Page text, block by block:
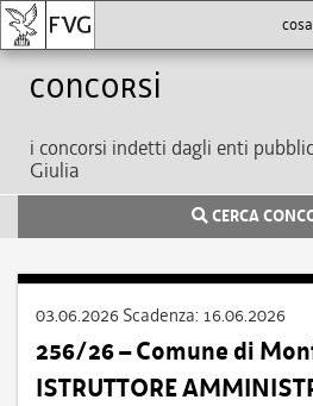
Concorsi
i concorsi indetti dagli enti
Giulia
CERCA
03.06.2026 Scadenza: 16.06.2026
256/26 – Comune di
ISTRUTTORE